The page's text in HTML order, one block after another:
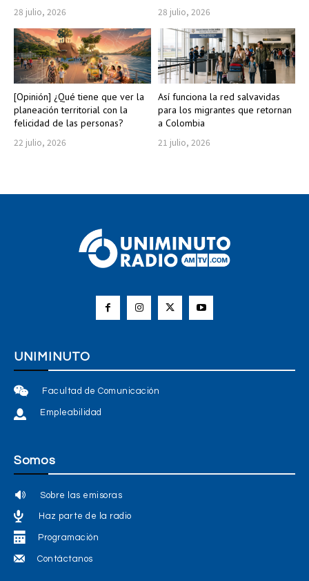
28 julio, 2026 28 julio, 2026
[Opinión] ¿Qué tiene que ver la
planeación territorial con la
felicidad de las personas?
22 julio, 2026
Así funciona la red salvavidas
para los migrantes que retornan
a Colombia
21 julio, 2026
UNIMINUTO
Facultad de Comunicación
Empleabilidad
Somos
Sobre las emisoras
Haz parte de la radio
Programación
Contáctanos